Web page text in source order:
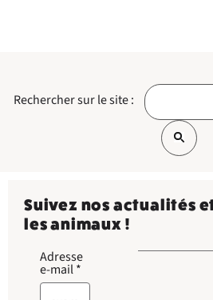
Rechercher sur le site :
Suivez nos actualités
les animaux !
Adresse
e-mail*